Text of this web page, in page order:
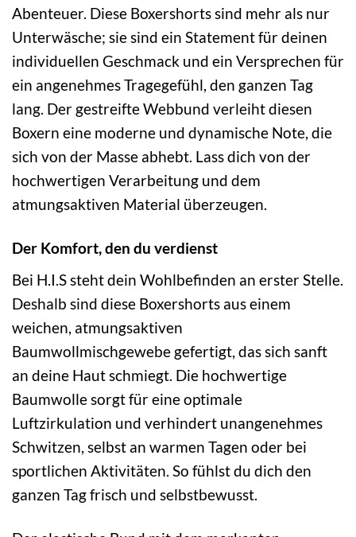
Abenteuer. Diese Boxershorts sind mehr als nur
Unterwäsche; sie sind ein Statement für deinen
individuellen Geschmack und ein Versprechen für
ein angenehmes Tragegefühl, den ganzen Tag
lang. Der gestreifte Webbund verleiht diesen
Boxern eine moderne und dynamische Note, die
sich von der Masse abhebt. Lass dich von der
hochwertigen Verarbeitung und dem
atmungsaktiven Material überzeugen.
Der Komfort, den du verdienst
Bei H.I.S steht dein Wohlbefinden an erster Stelle.
Deshalb sind diese Boxershorts aus einem
weichen, atmungsaktiven
Baumwollmischgewebe gefertigt, das sich sanft
an deine Haut schmiegt. Die hochwertige
Baumwolle sorgt für eine optimale
Luftzirkulation und verhindert unangenehmes
Schwitzen, selbst an warmen Tagen oder bei
sportlichen Aktivitäten. So fühlst du dich den
ganzen Tag frisch und selbstbewusst.